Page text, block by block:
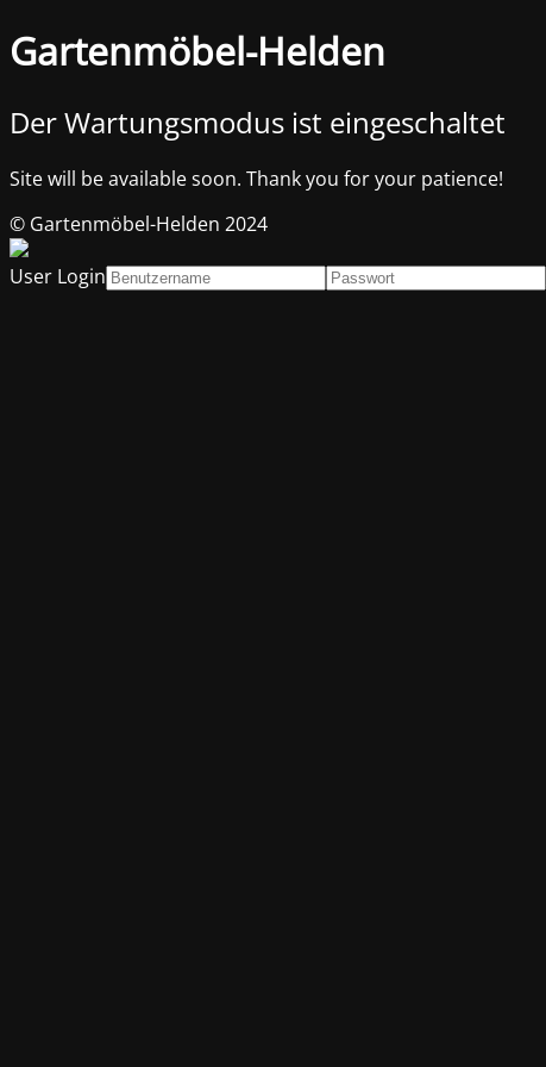
Gartenmöbel-Helden
Der Wartungsmodus ist eingeschaltet
Site will be available soon. Thank you for your patience!
© Gartenmöbel-Helden 2024
User Login